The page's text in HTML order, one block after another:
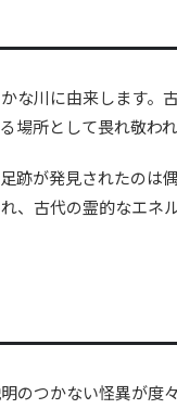
な川に由来します。
場所として畏れ敬われ
跡が発見されたのは
、古代の霊的なエネ
のつかない怪異が度